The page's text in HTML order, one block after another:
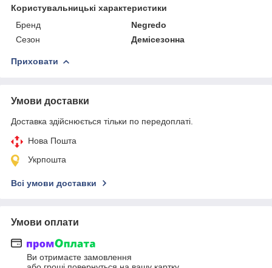
Користувальницькі характеристики
Бренд
Negredo
Сезон
Демісезонна
Приховати
Умови доставки
Доставка здійснюється тільки по передоплаті.
Нова Пошта
Укрпошта
Всі умови доставки
Умови оплати
Ви отримаєте замовлення